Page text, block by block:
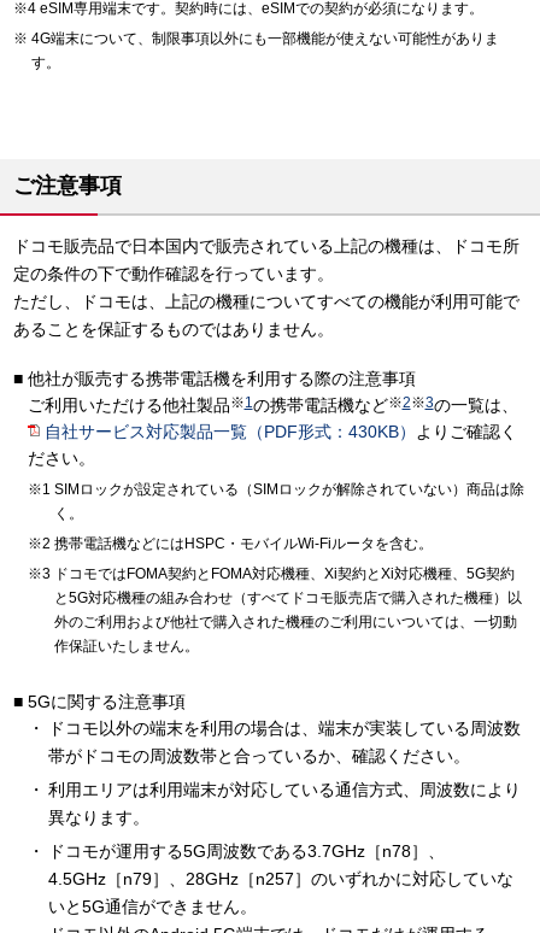
eSIM専用端末です。契約時には、eSIMでの契約が必須になります。
4G端末について、制限事項以外にも一部機能が使えない可能性がありま
す。
ご注意事項
ドコモ販売品で日本国内で販売されている上記の機種は、ドコモ所
定の条件の下で動作確認を行っています。
ただし、ドコモは、上記の機種についてすべての機能が利用可能で
あることを保証するものではありません。
他社が販売する携帯電話機を利用する際の注意事項
ご利用いただける他社製品※1の携帯電話機など※2※3の一覧は、
自社サービス対応製品一覧（PDF形式：430KB）
よりご確認く
ださい。
SIMロックが設定されている（SIMロックが解除されていない）商品は除
く。
携帯電話機などにはHSPC・モバイルWi-Fiルータを含む。
ドコモではFOMA契約とFOMA対応機種、Xi契約とXi対応機種、5G契約
と5G対応機種の組み合わせ（すべてドコモ販売店で購入された機種）以
外のご利用および他社で購入された機種のご利用にいついては、一切動
作保証いたしません。
5Gに関する注意事項
ドコモ以外の端末を利用の場合は、端末が実装している周波数
帯がドコモの周波数帯と合っているか、確認ください。
利用エリアは利用端末が対応している通信方式、周波数により
異なります。
ドコモが運用する5G周波数である3.7GHz［n78］、
4.5GHz［n79］、28GHz［n257］のいずれかに対応していな
いと5G通信ができません。